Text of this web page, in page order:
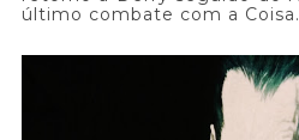
último combate com a Coisa.